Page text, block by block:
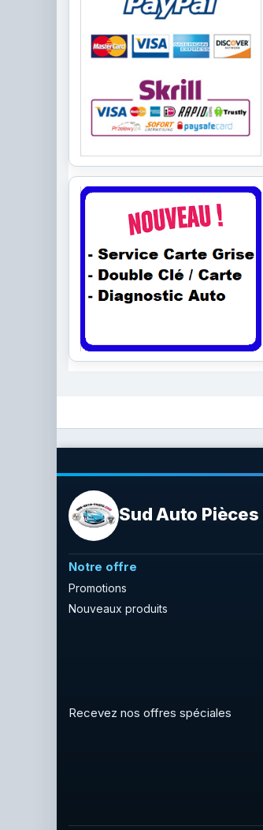
Sud Auto Pièces
Notre offre
Promotions
Nouveaux produits
Recevez nos offres spéciales